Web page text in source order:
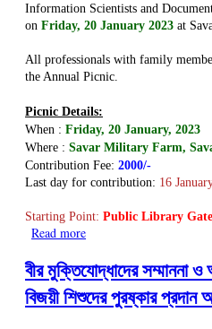
Information Scientists and
on Friday, 20 January 2023 at
All professionals with family
the Annual Picnic.
Picnic Details:
When : Friday, 20 January, 2023
Where : Savar Military Farm,
Contribution Fee: 2000/-
Last day for contribution: 16
Starting Point: Public Library Gate
Read more
বীর মুক্তিযোদ্ধাদের
বিজয়ী শিশুদের পুরষ্কার প্রদান